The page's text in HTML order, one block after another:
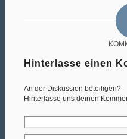
Hinterlasse einen
An der Diskussion beteiligen?
Hinterlasse uns deinen